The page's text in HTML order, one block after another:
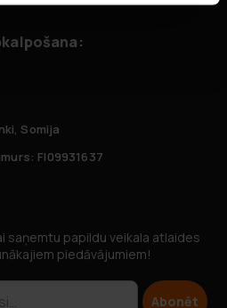
Somija
FI09931637
saņemtu papildu veikala atlaides
piedāvājumiem!
Abonēt